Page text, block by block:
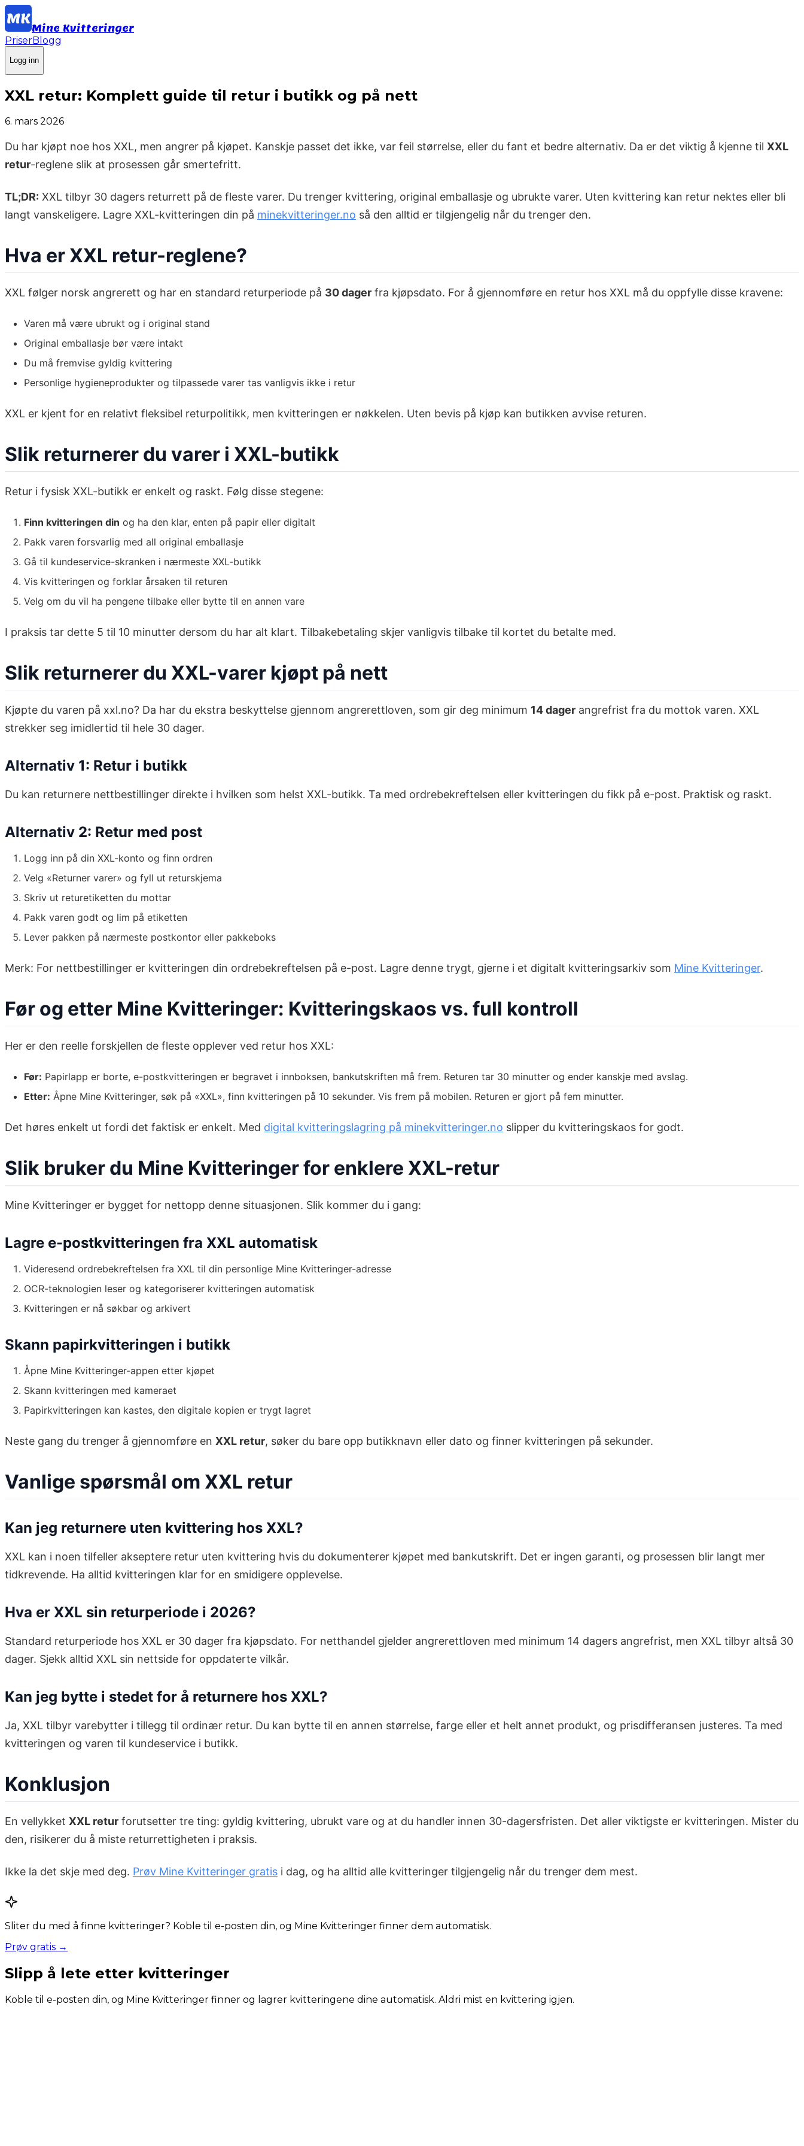
Mine Kvitteringer
PriserBlogg
Logg inn
XXL retur: Komplett guide til retur i butikk og på nett
6. mars 2026
Du har kjøpt noe hos XXL, men angrer på kjøpet. Kanskje passet det ikke, var feil størrelse, eller du fant et bedre alternativ. Da er det viktig å kjenne til XXL
retur-reglene slik at prosessen går smertefritt.
TL;DR: XXL tilbyr 30 dagers returrett på de fleste varer. Du trenger kvittering, original emballasje og ubrukte varer. Uten kvittering kan retur nektes eller bli
langt vanskeligere. Lagre XXL-kvitteringen din på minekvitteringer.no så den alltid er tilgjengelig når du trenger den.
Hva er XXL retur-reglene?
XXL følger norsk angrerett og har en standard returperiode på 30 dager fra kjøpsdato. For å gjennomføre en retur hos XXL må du oppfylle disse kravene:
Varen må være ubrukt og i original stand
Original emballasje bør være intakt
Du må fremvise gyldig kvittering
Personlige hygieneprodukter og tilpassede varer tas vanligvis ikke i retur
XXL er kjent for en relativt fleksibel returpolitikk, men kvitteringen er nøkkelen. Uten bevis på kjøp kan butikken avvise returen.
Slik returnerer du varer i XXL-butikk
Retur i fysisk XXL-butikk er enkelt og raskt. Følg disse stegene:
Finn kvitteringen din og ha den klar, enten på papir eller digitalt
Pakk varen forsvarlig med all original emballasje
Gå til kundeservice-skranken i nærmeste XXL-butikk
Vis kvitteringen og forklar årsaken til returen
Velg om du vil ha pengene tilbake eller bytte til en annen vare
I praksis tar dette 5 til 10 minutter dersom du har alt klart. Tilbakebetaling skjer vanligvis tilbake til kortet du betalte med.
Slik returnerer du XXL-varer kjøpt på nett
Kjøpte du varen på xxl.no? Da har du ekstra beskyttelse gjennom angrerettloven, som gir deg minimum 14 dager angrefrist fra du mottok varen. XXL
strekker seg imidlertid til hele 30 dager.
Alternativ 1: Retur i butikk
Du kan returnere nettbestillinger direkte i hvilken som helst XXL-butikk. Ta med ordrebekreftelsen eller kvitteringen du fikk på e-post. Praktisk og raskt.
Alternativ 2: Retur med post
Logg inn på din XXL-konto og finn ordren
Velg «Returner varer» og fyll ut returskjema
Skriv ut returetiketten du mottar
Pakk varen godt og lim på etiketten
Lever pakken på nærmeste postkontor eller pakkeboks
Merk: For nettbestillinger er kvitteringen din ordrebekreftelsen på e-post. Lagre denne trygt, gjerne i et digitalt kvitteringsarkiv som Mine Kvitteringer.
Før og etter Mine Kvitteringer: Kvitteringskaos vs. full kontroll
Her er den reelle forskjellen de fleste opplever ved retur hos XXL:
Før: Papirlapp er borte, e-postkvitteringen er begravet i innboksen, bankutskriften må frem. Returen tar 30 minutter og ender kanskje med avslag.
Etter: Åpne Mine Kvitteringer, søk på «XXL», finn kvitteringen på 10 sekunder. Vis frem på mobilen. Returen er gjort på fem minutter.
Det høres enkelt ut fordi det faktisk er enkelt. Med digital kvitteringslagring på minekvitteringer.no slipper du kvitteringskaos for godt.
Slik bruker du Mine Kvitteringer for enklere XXL-retur
Mine Kvitteringer er bygget for nettopp denne situasjonen. Slik kommer du i gang:
Lagre e-postkvitteringen fra XXL automatisk
Videresend ordrebekreftelsen fra XXL til din personlige Mine Kvitteringer-adresse
OCR-teknologien leser og kategoriserer kvitteringen automatisk
Kvitteringen er nå søkbar og arkivert
Skann papirkvitteringen i butikk
Åpne Mine Kvitteringer-appen etter kjøpet
Skann kvitteringen med kameraet
Papirkvitteringen kan kastes, den digitale kopien er trygt lagret
Neste gang du trenger å gjennomføre en XXL retur, søker du bare opp butikknavn eller dato og finner kvitteringen på sekunder.
Vanlige spørsmål om XXL retur
Kan jeg returnere uten kvittering hos XXL?
XXL kan i noen tilfeller akseptere retur uten kvittering hvis du dokumenterer kjøpet med bankutskrift. Det er ingen garanti, og prosessen blir langt mer
tidkrevende. Ha alltid kvitteringen klar for en smidigere opplevelse.
Hva er XXL sin returperiode i 2026?
Standard returperiode hos XXL er 30 dager fra kjøpsdato. For netthandel gjelder angrerettloven med minimum 14 dagers angrefrist, men XXL tilbyr altså 30
dager. Sjekk alltid XXL sin nettside for oppdaterte vilkår.
Kan jeg bytte i stedet for å returnere hos XXL?
Ja, XXL tilbyr varebytter i tillegg til ordinær retur. Du kan bytte til en annen størrelse, farge eller et helt annet produkt, og prisdifferansen justeres. Ta med
kvitteringen og varen til kundeservice i butikk.
Konklusjon
En vellykket XXL retur forutsetter tre ting: gyldig kvittering, ubrukt vare og at du handler innen 30-dagersfristen. Det aller viktigste er kvitteringen. Mister du
den, risikerer du å miste returrettigheten i praksis.
Ikke la det skje med deg. Prøv Mine Kvitteringer gratis i dag, og ha alltid alle kvitteringer tilgjengelig når du trenger dem mest.
Sliter du med å finne kvitteringer? Koble til e-posten din, og Mine Kvitteringer finner dem automatisk.
Prøv gratis →
Slipp å lete etter kvitteringer
Koble til e-posten din, og Mine Kvitteringer finner og lagrer kvitteringene dine automatisk. Aldri mist en kvittering igjen.